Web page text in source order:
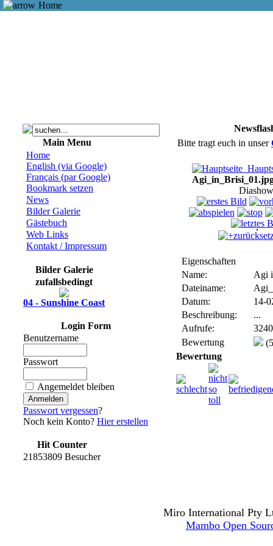
Home
Main Menu
Home
English (via Google)
Français (par Google)
Bookmark setzen
News
Bilder Galerie
Gästebuch
Web Links
Kontakt / Impressum
Bilder Galerie
zufallsbedingt
04 - Sunshine Coast
Login Form
Benutzername
Passwort
Angemeldet bleiben
Passwort vergessen?
Noch kein Konto? Hier erstellen
Hit Counter
21853809 Besucher
Bitte tragt euch in unser
Eigenschaften
Name:
Agi
Dateiname:
Datum:
14-
Beschreibung:
...
Aufrufe:
3240
Bewertung
Bewertung
Miro International Pty
Mambo Open